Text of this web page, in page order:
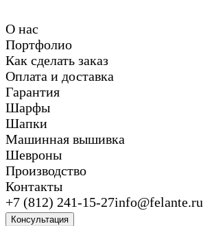
О нас
Портфолио
Как сделать заказ
Оплата и доставка
Гарантия
Шарфы
Шапки
Машинная вышивка
Шевроны
Производство
Контакты
+7 (812) 241-15-27info@felante.ru
Консультация